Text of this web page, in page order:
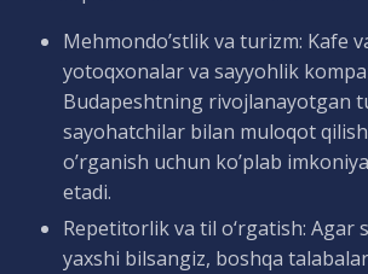
Mehmondo’stlik va turizm: Kafe
yotoqxonalar va sayyohlik
Budapeshtning rivojlanayotgan
sayohatchilar bilan muloqot
o’rganish uchun ko’plab
etadi.
Repetitorlik va til o‘rgatish: Agar
yaxshi bilsangiz, boshqa